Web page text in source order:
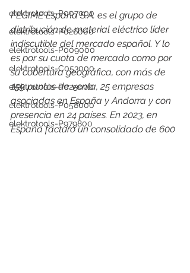
elektrotools-P007000
elektrotools-P026000
elektrotools-P009000
elektrotools-C053000
elektrotools-P025000
elektrotools-P058000
elektrotools-P979800
FEGIME España S.A. es el grupo de
distribución de material eléctrico líder
indiscutible del mercado español. Y lo
es por su cuota de mercado como por
su cobertura geográfica, con más de
159 puntos de venta, 25 empresas
asociadas en España y Andorra y con
presencia en 24 países. En 2023, en
España facturó un consolidado de 600